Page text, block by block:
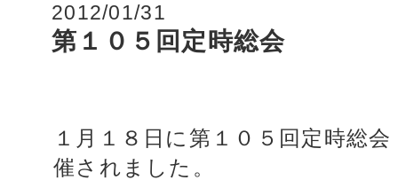
2012/01/31
第１０５回定時総会
１月１８日に第１０５回定時総
催されました。